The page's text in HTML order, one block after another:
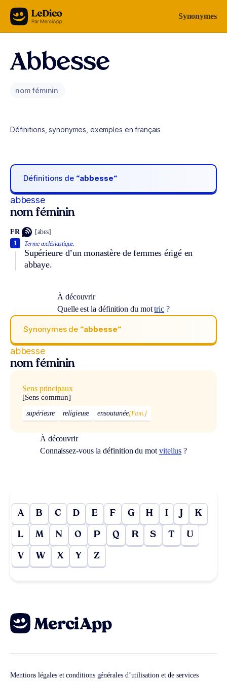
Aller au contenu Synonymes
Abbesse
nom féminin
Définitions, synonymes, exemples en français
Définitions de “abbesse“
abbesse
nom féminin
FR [abɛs]
Terme ecclésiastique.
Supérieure d’un monastère de femmes érigé en
abbaye.
1
À découvrir
Quelle est la définition du mottric ?
Synonymes de “abbesse“
abbesse
nom féminin
Sens principaux
[Sens commun]
supérieure religieuse ensoutanée[Fam.]
À découvrir
Connaissez-vous la définition du mot vitellus ?
A B C D E F G H I J K
L M N O P Q R S T U
V W X Y Z
Mentions légales et conditions générales d’utilisation et de services